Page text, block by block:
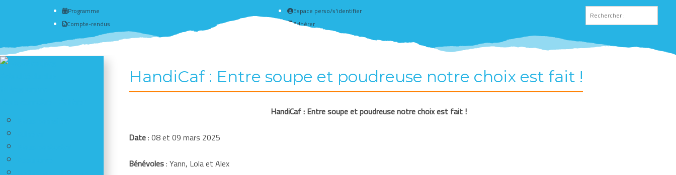
Programme
Compte-rendus
Espace perso/s'identifier
Adhérer
Créer un compte
HandiCaf : Entre soupe et poudreuse notre choix est fait !
HandiCaf : Entre soupe et poudreuse notre choix est fait !
Date: 08 et 09 mars 2025
Bénévoles: Yann, Lola et Alex